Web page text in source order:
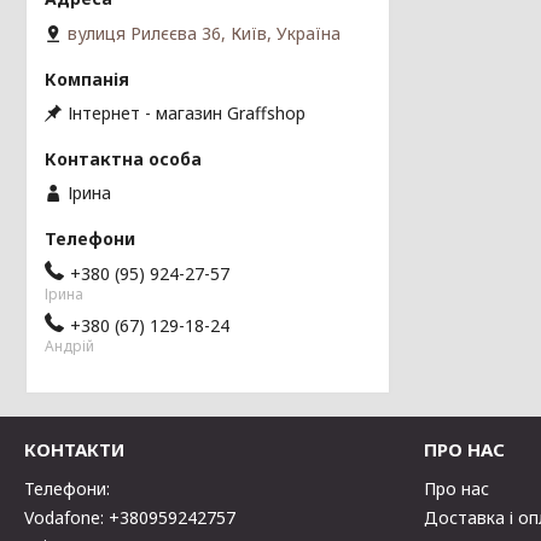
вулиця Рилєєва 36, Київ, Україна
Інтернет - магазин Graffshop
Ірина
+380 (95) 924-27-57
Ірина
+380 (67) 129-18-24
Андрій
КОНТАКТИ
Телефони:
Vodafone: +380959242757
ПРО НАС
Про нас
Доставка і